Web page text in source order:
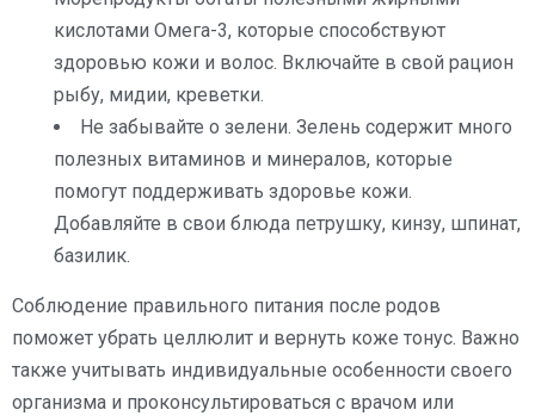
кислотами Омега-3, которые способствуют
здоровью кожи и волос. Включайте в свой рацион
рыбу, мидии, креветки.
Не забывайте о зелени. Зелень содержит много
полезных витаминов и минералов, которые
помогут поддерживать здоровье кожи.
Добавляйте в свои блюда петрушку, кинзу, шпинат,
базилик.
Соблюдение правильного питания после родов
поможет убрать целлюлит и вернуть коже тонус. Важно
также учитывать индивидуальные особенности своего
организма и проконсультироваться с врачом или